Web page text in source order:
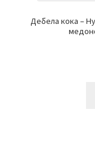
Дебела кока –